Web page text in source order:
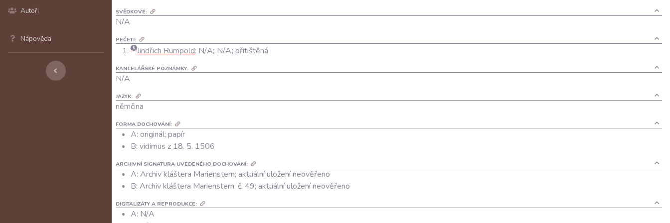
Autoři
Nápověda
SVĚDKOVÉ:
N/A
PEČETI:
Jindřich Rumpold: N/A; N/A; přitištěná
KANCELÁŘSKÉ POZNÁMKY:
N/A
JAZYK:
němčina
FORMA DOCHOVÁNÍ:
A: originál; papír
B: vidimus z 18. 5. 1506
ARCHIVNÍ SIGNATURA UVEDENÉHO DOCHOVÁNÍ:
A: Archiv kláštera Marienstern; aktuální uložení neověřeno
B: Archiv kláštera Marienstern; č. 49; aktuální uložení neověřeno
DIGITALIZÁTY A REPRODUKCE:
A: N/A